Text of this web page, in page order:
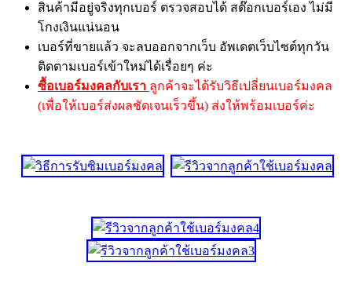
สินค้ามีอยู่จริงทุกเบอร์ ตรวจสอบได้ สต๊อกเบอร์เอง ไม่มี
โกงเงินแน่นอน
เบอร์ที่ขายแล้ว จะลบออกจากเว็บ อัพเดตเว็บไซต์ทุกวัน
ติดตามเบอร์เข้าใหม่ได้เรื่อยๆ ค่ะ
ซื้อเบอร์มงคลกับเรา ลูกค้าจะได้รับวิธีเปลี่ยนเบอร์มงคล
(เพื่อให้เบอร์ส่งผลชัดเจนเร็วขึ้น) ส่งให้พร้อมเบอร์ค่ะ